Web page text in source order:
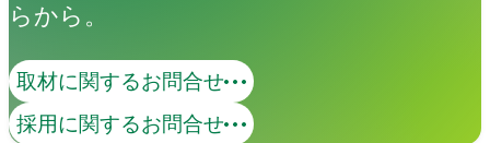
らから。
取材に関するお問合せ
採用に関するお問合せ